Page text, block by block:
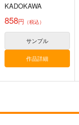
おのでら総本舗
1,540 円
1,320
KADOKAWA
858円 （税込）
サンプル
作品詳細